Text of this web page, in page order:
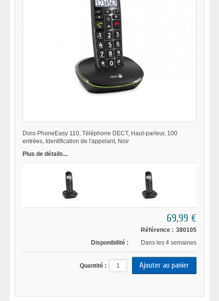
Doro PhoneEasy 110, Téléphone DECT, Haut-parleur, 100
entrées, Identification de l'appelant, Noir
Plus de détails...
69,99 €
Référence : 380105
Disponibilité :
Dans les 4 semaines
Quantité :